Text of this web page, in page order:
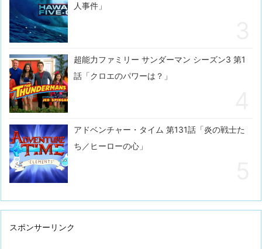
人事件」
超能力ファミリー サンダーマン シーズン3 第1
話「クロエのパワーは？」
アドベンチャー・タイム 第131話「炎の戦士た
ち／ヒーローの心」
スポンサーリンク